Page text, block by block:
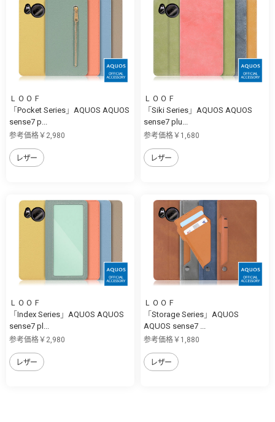
ＬＯＯＦ
「Pocket Series」AQUOS AQUOS
sense7 p...
参考価格￥2,980
レザー
ＬＯＯＦ
「Siki Series」AQUOS AQUOS
sense7 plu...
参考価格￥1,680
レザー
ＬＯＯＦ
「Index Series」AQUOS AQUOS
sense7 pl...
参考価格￥2,980
レザー
ＬＯＯＦ
「Storage Series」AQUOS
AQUOS sense7 ...
参考価格￥1,880
レザー